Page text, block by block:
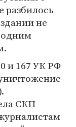
разбилось
не
одним
и 167 УК РФ
СКП